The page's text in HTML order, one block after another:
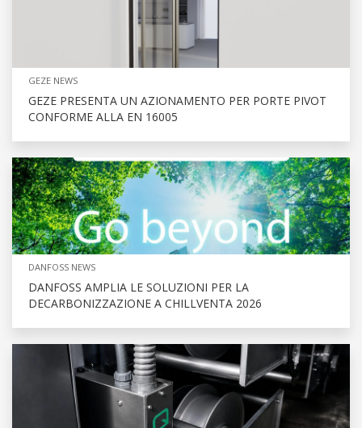
GEZE NEWS
GEZE PRESENTA UN AZIONAMENTO PER PORTE PIVOT
CONFORME ALLA EN 16005
DANFOSS NEWS
DANFOSS AMPLIA LE SOLUZIONI PER LA
DECARBONIZZAZIONE A CHILLVENTA 2026